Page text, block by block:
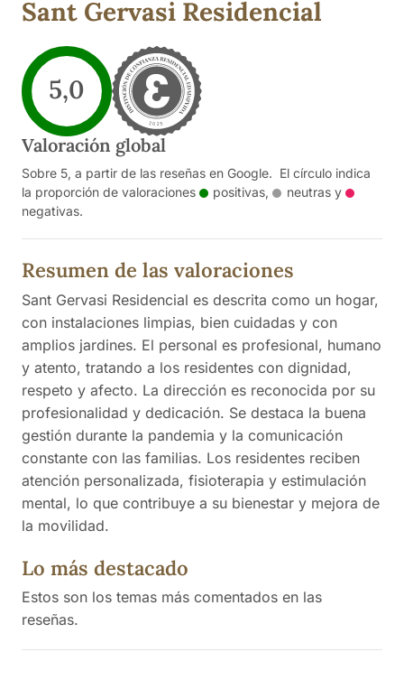
Sant Gervasi Residencial
5,0
Valoración global
Sobre 5, a partir de las reseñas en Google. El círculo indica
la proporción de valoraciones
positivas, neutrasy
negativas.
Resumen de las valoraciones
Sant Gervasi Residencial es descrita como un hogar,
con instalaciones limpias, bien cuidadas y con
amplios jardines. El personal es profesional, humano
y atento, tratando a los residentes con dignidad,
respeto y afecto. La dirección es reconocida por su
profesionalidad y dedicación. Se destaca la buena
gestión durante la pandemia y la comunicación
constante con las familias. Los residentes reciben
atención personalizada, fisioterapia y estimulación
mental, lo que contribuye a su bienestar y mejora de
la movilidad.
Lo más destacado
Estos son los temas más comentados en las
reseñas.